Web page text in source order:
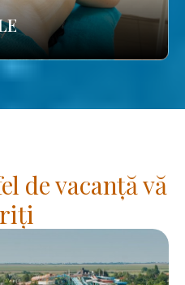
de vacanță vă